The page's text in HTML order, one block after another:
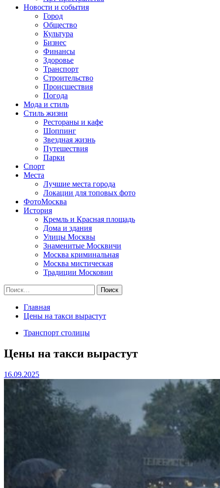
Новости и события
Город
Общество
Культура
Бизнес
Финансы
Здоровье
Транспорт
Строительство
Происшествия
Погода
Мода и стиль
Стиль жизни
Рестораны и кафе
Шоппинг
Звездная жизнь
Путешествия
Парки
Спорт
Места
Лучшие места города
Локации для топовых фото
ФотоМосква
История
Кремль и Красная площадь
Дома и здания
Улицы Москвы
Знаменитые Москвичи
Москва криминальная
Москва мистическая
Традиции Московии
Найти:
Главная
Цены на такси вырастут
Транспорт столицы
Цены на такси вырастут
16.09.2025